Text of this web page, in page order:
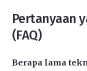
Pertanyaan
(FAQ)
Berapa lama